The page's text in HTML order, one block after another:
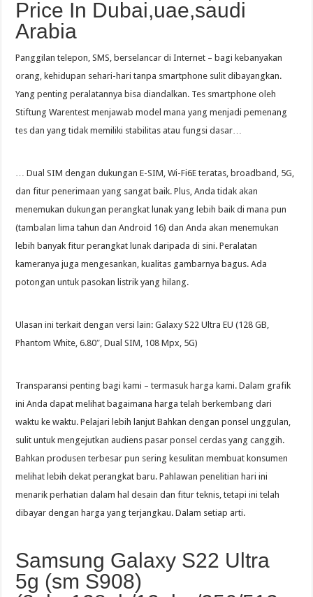
Price In Dubai,uae,saudi
Arabia
Panggilan telepon, SMS, berselancar di Internet – bagi kebanyakan
orang, kehidupan sehari-hari tanpa smartphone sulit dibayangkan.
Yang penting peralatannya bisa diandalkan. Tes smartphone oleh
Stiftung Warentest menjawab model mana yang menjadi pemenang
tes dan yang tidak memiliki stabilitas atau fungsi dasar…
… Dual SIM dengan dukungan E-SIM, Wi-Fi6E teratas, broadband, 5G,
dan fitur penerimaan yang sangat baik. Plus, Anda tidak akan
menemukan dukungan perangkat lunak yang lebih baik di mana pun
(tambalan lima tahun dan Android 16) dan Anda akan menemukan
lebih banyak fitur perangkat lunak daripada di sini. Peralatan
kameranya juga mengesankan, kualitas gambarnya bagus. Ada
potongan untuk pasokan listrik yang hilang.
Ulasan ini terkait dengan versi lain: Galaxy S22 Ultra EU (128 GB,
Phantom White, 6.80″, Dual SIM, 108 Mpx, 5G)
Transparansi penting bagi kami – termasuk harga kami. Dalam grafik
ini Anda dapat melihat bagaimana harga telah berkembang dari
waktu ke waktu. Pelajari lebih lanjut Bahkan dengan ponsel unggulan,
sulit untuk mengejutkan audiens pasar ponsel cerdas yang canggih.
Bahkan produsen terbesar pun sering kesulitan membuat konsumen
melihat lebih dekat perangkat baru. Pahlawan penelitian hari ini
menarik perhatian dalam hal desain dan fitur teknis, tetapi ini telah
dibayar dengan harga yang terjangkau. Dalam setiap arti.
Samsung Galaxy S22 Ultra
5g (sm S908)